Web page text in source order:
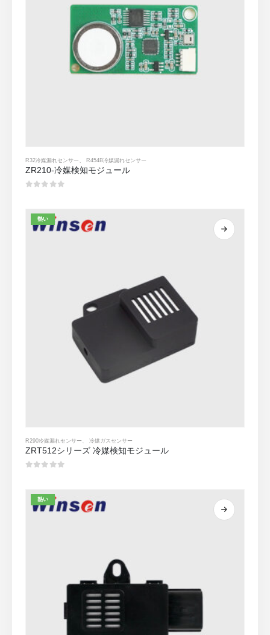
R32冷媒漏れセンサー R454B冷媒漏れセンサー
ZR210-冷媒検知モジュール
熱い
R290冷媒漏れセンサー 、冷媒ガスセンサー
ZRT512シリーズ 冷媒検知モジュール
熱い